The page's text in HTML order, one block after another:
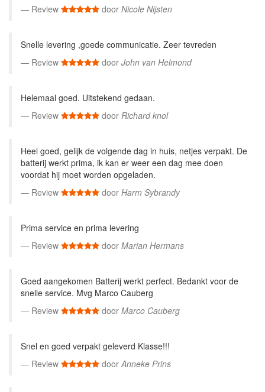
Review
door Nicole Nijsten
Snelle levering ,goede communicatie. Zeer tevreden
Review
door John van Helmond
Helemaal goed. Uitstekend gedaan.
Review
door Richard knol
Heel goed, gelijk de volgende dag in huis, netjes verpakt. De
batterij werkt prima, ik kan er weer een dag mee doen
voordat hij moet worden opgeladen.
Review
door Harm Sybrandy
Prima service en prima levering
Review
door Marian Hermans
Goed aangekomen Batterij werkt perfect. Bedankt voor de
snelle service. Mvg Marco Cauberg
Review
door Marco Cauberg
Snel en goed verpakt geleverd Klasse!!!
Review
doorAnneke Prins